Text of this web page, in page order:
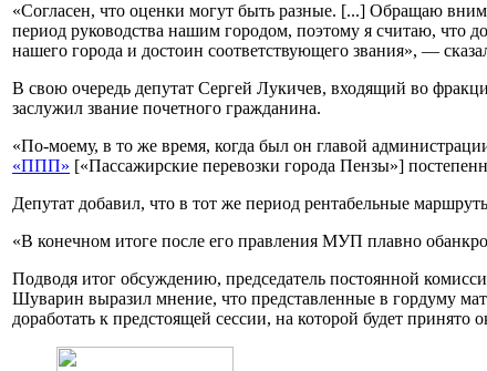
«Согласен, что оценки могут быть разные. [...] Обращаю
период руководства нашим городом, поэтому я считаю, что
нашего города и достоин соответствующего звания», —
В свою очередь депутат Сергей Лукичев, входящий во
заслужил звание почетного гражданина.
«По-моему, в то же время, когда был он главой
«ППП» [«Пассажирские перевозки города Пензы»]
Депутат добавил, что в тот же период рентабельные
«В конечном итоге после его правления МУП плавно
Подводя итог обсуждению, председатель постоянной
Шуварин выразил мнение, что представленные в гордуму
доработать к предстоящей сессии, на которой будет принято